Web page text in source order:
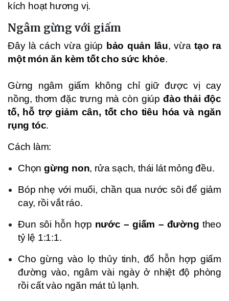
kích hoạt hương vị.
Ngâm gừng với giấm
Đây là cách vừa giúp bảo quản lâu, vừatạo ra
một món ăn kèm tốt cho sức khỏe.
Gừng ngâm giấm không chỉ giữ được vị cay
nồng, thơm đặc trưng mà còn giúp đào thải độc
tố, hỗ trợ giảm cân, tốt cho tiêu hóa và ngăn
rụng tóc.
Cách làm:
Chọn gừng non, rửa sạch, thái lát mỏng đều.
Bóp nhẹ với muối, chần qua nước sôi để giảm
cay, rồi vắt ráo.
Đun sôi hỗn hợp nước – giấm – đường theo
tỷ lệ 1:1:1.
Cho gừng vào lọ thủy tinh, đổ hỗn hợp giấm
đường vào, ngâm vài ngày ở nhiệt độ phòng
rồi cất vào ngăn mát tủ lạnh.